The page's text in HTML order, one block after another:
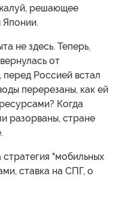
решающее
Японии.
не здесь. Теперь,
от
перед Россией встал
перерезаны, как ей
Когда
разорваны, стране
"мобильных
ставка на СПГ, о